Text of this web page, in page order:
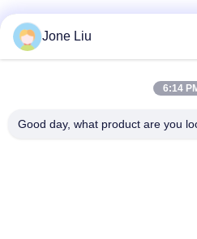
Jone Liu
6:14
Good day, what product are you